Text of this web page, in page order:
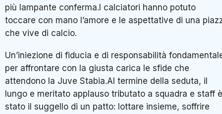
più lampante conferma.I calciatori hanno potuto
toccare con mano l’amore e le aspettative di una
che vive di calcio.
Un’iniezione di fiducia e di responsabilità
per affrontare con la giusta carica le sfide che
attendono la Juve Stabia.Al termine della seduta, il
lungo e meritato applauso tributato a squadra e staff è
stato il suggello di un patto: lottare insieme, soffrire